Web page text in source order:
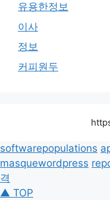
유용한정보
이사
정보
커피원두
softwarepopulations
masquewordpress
격
▲ TOP